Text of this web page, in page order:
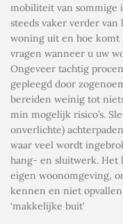
mobiliteit van sommige
steeds vaker verder
woning uit en hoe
vragen wanneer u uw
Ongeveer tachtig
gepleegd door
bereiden weinig tot
min mogelijk risico’s.
onverlichte)
waar veel wordt
hang- en sluitwerk. Het
eigen woonomgeving,
kennen en niet opvallen
‘makkelijke buit’